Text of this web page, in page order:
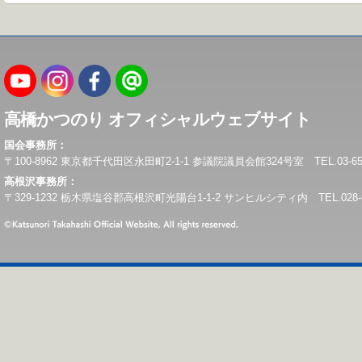
高橋かつのり オフィシャルウェブサイト
国会事務所：
〒100-8962 東京都千代田区永田町2-1-1 参議院議員会館324号室 TEL.03-
高根沢事務所：
〒329-1232 栃木県塩谷郡高根沢町光陽台1-1-2 サンヒルシティ内